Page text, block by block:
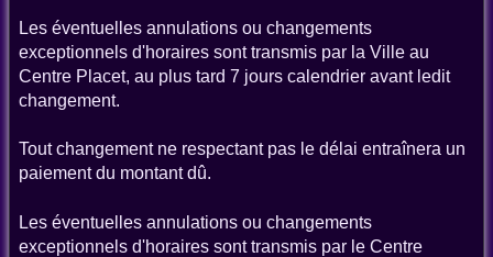
Les éventuelles annulations ou changements
exceptionnels d'horaires sont transmis par la Ville au
Centre Placet, au plus tard 7 jours calendrier avant ledit
changement.
Tout changement ne respectant pas le délai entraînera un
paiement du montant dû.
Les éventuelles annulations ou changements
exceptionnels d'horaires sont transmis par le Centre